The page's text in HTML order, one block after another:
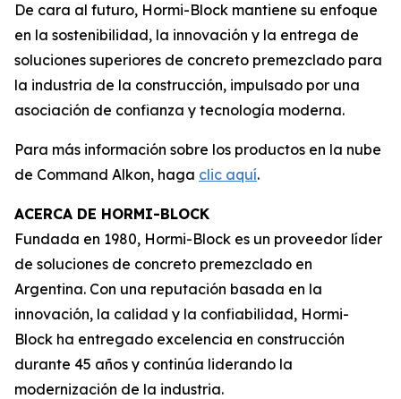
De cara al futuro, Hormi-Block mantiene su enfoque
en la sostenibilidad, la innovación y la entrega de
soluciones superiores de concreto premezclado para
la industria de la construcción, impulsado por una
asociación de confianza y tecnología moderna.
Para más información sobre los productos en la nube
de Command Alkon, haga clic aquí.
ACERCA DE HORMI-BLOCK
Fundada en 1980, Hormi-Block es un proveedor líder
de soluciones de concreto premezclado en
Argentina. Con una reputación basada en la
innovación, la calidad y la confiabilidad, Hormi-
Block ha entregado excelencia en construcción
durante 45 años y continúa liderando la
modernización de la industria.